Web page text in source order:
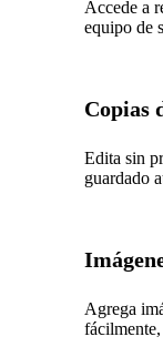
Accede a
equipo de
Copias
Edita sin
guardado
Agrega